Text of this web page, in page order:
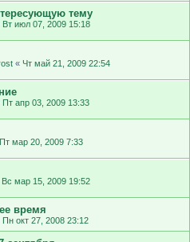
тему
Вт июл 07, 2009 15:18
« Чт май 21, 2009 22:54
Пт апр 03, 2009 13:33
Пт мар 20, 2009 7:33
Вс мар 15, 2009 19:52
время
Пн окт 27, 2008 23:12